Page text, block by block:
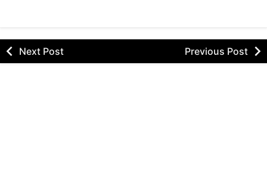
Next Post Previous Post